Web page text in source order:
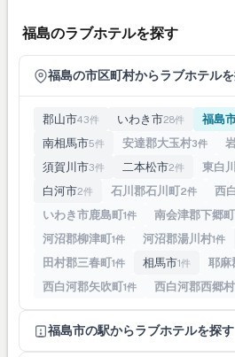
福島のラブホテルを探す
福島の市区町村からラブホテル
郡山市43件 いわき市28件 福島
南相馬市5件 安達郡大玉村3件
須賀川市3件 二本松市2件 東白
白河市2件 石川郡石川町2件 西
いわき市鹿島町1件 南会津郡下郷町
河沼郡柳津町1件 河沼郡湯川村1件
田村郡三春町1件 相馬市1件 耶麻
西白河郡矢吹町1件 西白河郡西郷村
福島市の駅からラブホテルを探す